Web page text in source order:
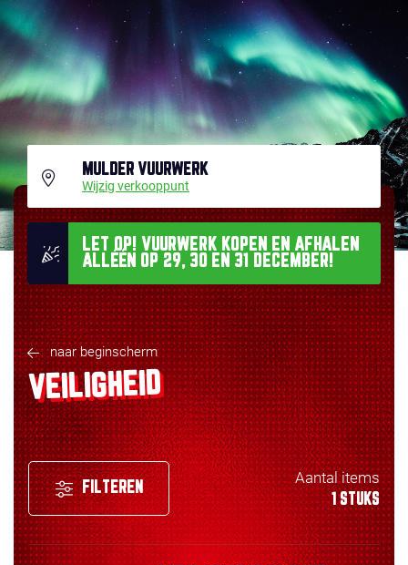
MULDER VUURWERK
Wijzig verkooppunt
LET OP! VUURWERK KOPEN EN AFHALEN
ALLÉÉN OP 29, 30 EN 31 DECEMBER!
naar beginscherm
VEILIGHEID
FILTEREN
Aantal items
1 STUKS